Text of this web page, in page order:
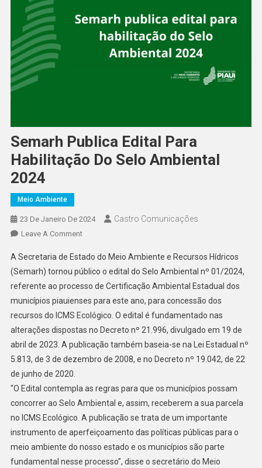
Semarh Publica Edital Para
Habilitação Do Selo Ambiental
2024
Meio Ambiente
23 De Janeiro De 2024 Castro Comunicações
Leave A Comment
A Secretaria de Estado do Meio Ambiente e Recursos Hídricos
(Semarh) tornou público o edital do Selo Ambiental nº 01/2024,
referente ao processo de Certificação Ambiental Estadual dos
municípios piauienses para este ano, para concessão dos
recursos do ICMS Ecológico. O edital é fundamentado nas
alterações dispostas no Decreto nº 21.996, divulgado em 19 de
abril de 2023. A publicação também baseia-se na Lei Estadual nº
5.813, de 3 de dezembro de 2008, e no Decreto nº 19.042, de 22
de junho de 2020.
“O Edital contempla as regras para que os municípios possam
concorrer ao Selo Ambiental e, assim, receberem a sua parcela
no ICMS Ecológico. A publicação se trata de um importante
instrumento de aperfeiçoamento das políticas públicas para o
meio ambiente do nosso estado e os municípios são parte
fundamental nesse processo”, disse o secretário do Meio